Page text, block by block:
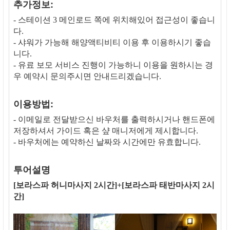
추가정보:
- 스테이션 3 메인로드 쪽에 위치해있어 접근성이 좋습니
다.
- 샤워가 가능해 해양액티비티 이용 후 이용하시기 좋습
니다.
- 유료 보모 서비스 진행이 가능하니 이용을 원하시는 경
우 예약시 문의주시면 안내드리겠습니다.
이용방법:
- 이메일로 전달받으신 바우처를 출력하시거나 핸드폰에
저장하셔서 가이드 혹은 샾 매니저에게 제시합니다.
- 바우처에는 예약하신 날짜와 시간에만 유효합니다.
투어설명
[보라스파 허니마사지 2시간]+[보라스파 태반마사지 2시
간]